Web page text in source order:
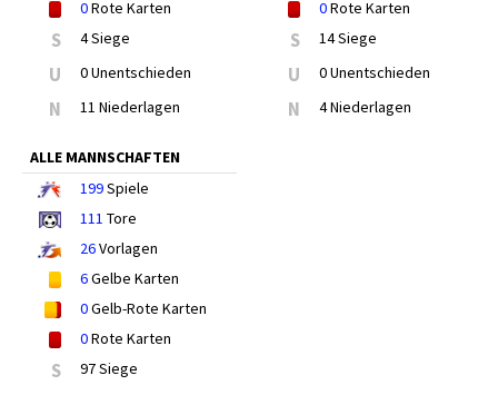
0Rote Karten
S 4 Siege
U 0 Unentschieden
N 11 Niederlagen
0Rote Karten
S 14 Siege
U 0 Unentschieden
N 4 Niederlagen
ALLE MANNSCHAFTEN
199Spiele
111 Tore
26Vorlagen
6Gelbe Karten
0Gelb-Rote Karten
0Rote Karten
S 97 Siege